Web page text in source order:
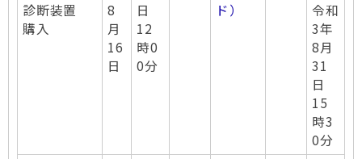
診断装置
購入
8
月
16
日
日
12
時0
0分
ド）
令和
3年
8月
31
日
15
時3
0分